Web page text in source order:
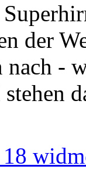
der
nach -